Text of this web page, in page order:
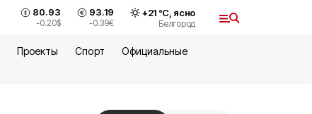
80.93
-0.20$
93.19
-0.39€
+21°С, ясно
Белгород
Проекты Спорт
Официальные